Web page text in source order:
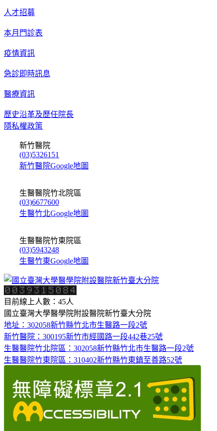
人才招募
本月門診表
疫情資訊
急診即時訊息
醫療資訊
歷史沿革及歷任院長
隱私權政策
新竹醫院
(03)5326151
新竹醫院Google地圖
生醫醫院竹北院區
(03)6677600
生醫竹北Google地圖
生醫醫院竹東院區
(03)5943248
生醫竹東Google地圖
目前線上人數：45人
國立臺灣大學醫學院附設醫院新竹臺大分院
地址：302058新竹縣竹北市生醫路一段2號
新竹醫院：300195新竹市經國路一段442巷25號
生醫醫院竹北院區：302058新竹縣竹北市生醫路一段2號
生醫醫院竹東院區：310402新竹縣竹東鎮至善路52號